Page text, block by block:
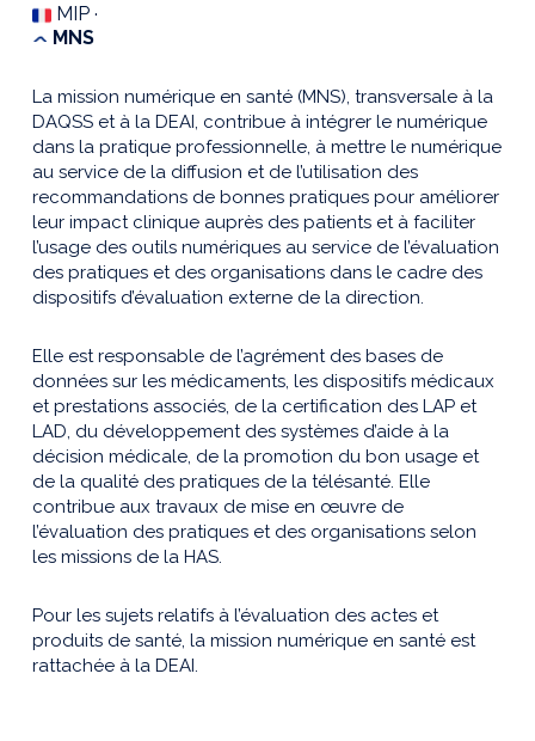
MIP ·
MNS
La mission numérique en santé (MNS), transversale à la
DAQSS et à la DEAI, contribue à intégrer le numérique
dans la pratique professionnelle, à mettre le numérique
au service de la diffusion et de l’utilisation des
recommandations de bonnes pratiques pour améliorer
leur impact clinique auprès des patients et à faciliter
l’usage des outils numériques au service de l’évaluation
des pratiques et des organisations dans le cadre des
dispositifs d’évaluation externe de la direction.
Elle est responsable de l’agrément des bases de
données sur les médicaments, les dispositifs médicaux
et prestations associés, de la certification des LAP et
LAD, du développement des systèmes d’aide à la
décision médicale, de la promotion du bon usage et
de la qualité des pratiques de la télésanté. Elle
contribue aux travaux de mise en œuvre de
l’évaluation des pratiques et des organisations selon
les missions de la HAS.
Pour les sujets relatifs à l’évaluation des actes et
produits de santé, la mission numérique en santé est
rattachée à la DEAI.